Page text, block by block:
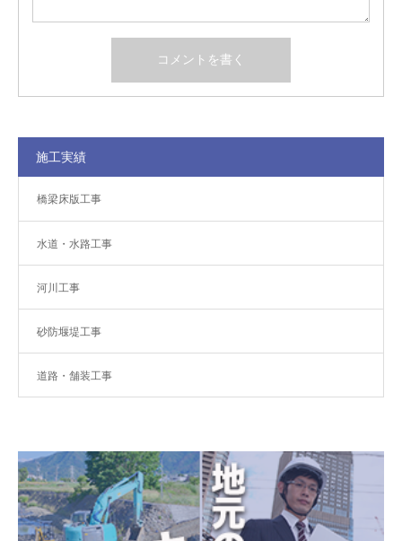
施工実績
橋梁床版工事
水道・水路工事
河川工事
砂防堰堤工事
道路・舗装工事